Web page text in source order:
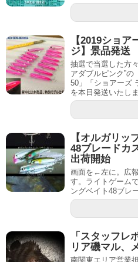
【2019ショ
ジ】景品発送
抽選で当選した方
アダブルピンク”の
50」「ショアーズ
を本日発送いたしま
【オルガリッ
48ブレードカ
出荷開始
画面を←左に。広
す。ライトゲーム
ングベイト48ブレ
「スタッフレ
リア磯マル、
南関東エリア営業